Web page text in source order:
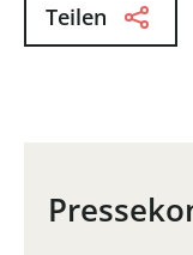
Teilen